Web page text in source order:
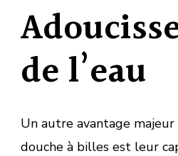
de l’eau
Un autre avantage
douche à billes est leur